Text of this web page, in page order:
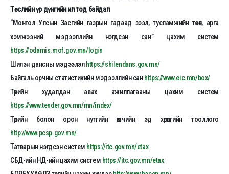
Төслийн үр дүнгийн ил тод байдал
“Монгол Улсын Засгийн газрын гадаад зээл, тусламжийн төсөл, арга
хэмжээний мэдээллийн нэгдсэн сан” цахим систем
https://odamis.mof.gov.mn/login
Шилэн дансны мэдээлэлhttps://shilendans.gov.mn/
Байгаль орчны статистикийн мэдээллийн сан https://www.eic.mn/box/
Төрийн худалдан авах ажиллагааны цахим систем
https://www.tender.gov.mn/mn/index/
Төрийн болон орон нутгийн өмчийн эд хөрөнгийн тооллого
http://www.pcsp.gov.mn/
Татварын нэгдсэн систем https://itc.gov.mn/etax
СБД-ийн НД-ийн цахим систем https://itc.gov.mn/etax